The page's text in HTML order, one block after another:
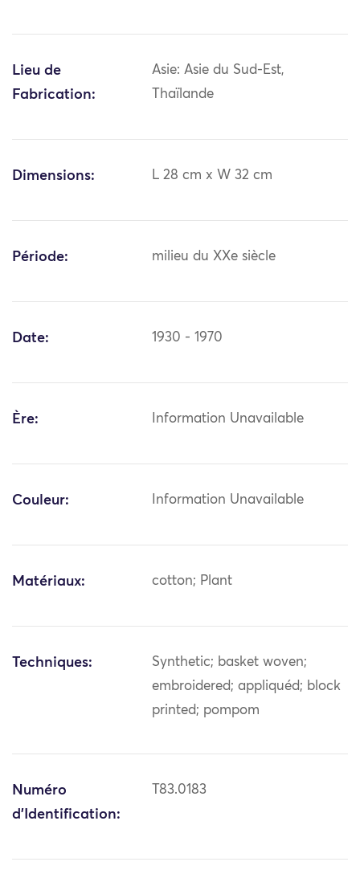
Lieu de
Fabrication:
Asie: Asie du Sud-Est,
Thaïlande
Dimensions: L 28 cm x W 32 cm
Période: milieu du XXe siècle
Date: 1930 - 1970
Ère: Information Unavailable
Couleur: Information Unavailable
Matériaux: cotton; Plant
Techniques:
Synthetic; basket woven;
embroidered; appliquéd; block
printed; pompom
Numéro
d'Identification:
T83.0183